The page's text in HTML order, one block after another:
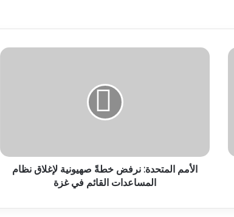
الأمم المتحدة: نرفض خطةً صهيونية لإغلاق نظام
المساعدات القائم في غزة